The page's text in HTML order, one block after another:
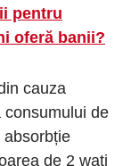
pentru
oferă banii?
cauza
consumului de
absorbție
de 2 wați